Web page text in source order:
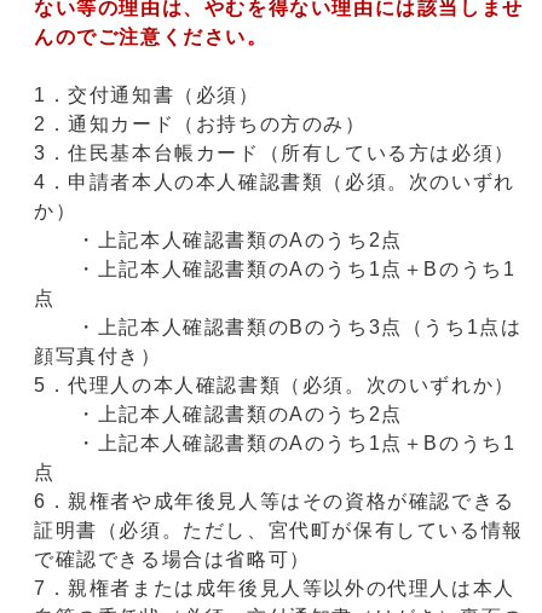
ない等の理由は、やむを得ない理由には該当しませ
んのでご注意ください。
1．交付通知書（必須）
2．通知カード（お持ちの方のみ）
3．住民基本台帳カード（所有している方は必須）
4．申請者本人の本人確認書類（必須。次のいずれ
か）
・上記本人確認書類のAのうち2点
・上記本人確認書類のAのうち1点＋Bのうち1
点
・上記本人確認書類のBのうち3点（うち1点は
顔写真付き）
5．代理人の本人確認書類（必須。次のいずれか）
・上記本人確認書類のAのうち2点
・上記本人確認書類のAのうち1点＋Bのうち1
点
6．親権者や成年後見人等はその資格が確認できる
証明書（必須。ただし、宮代町が保有している情報
で確認できる場合は省略可）
7．親権者または成年後見人等以外の代理人は本人